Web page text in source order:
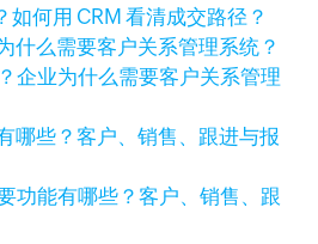
如何用 CRM 看清成交路径？
企业为什么需要客户关系管理
功能有哪些？客户、销售、跟